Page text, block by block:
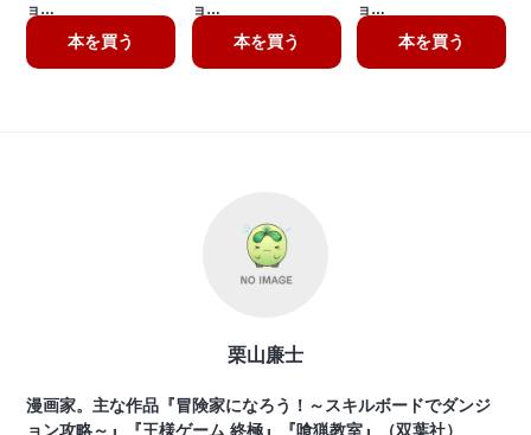
ョ…
本を買う
ョ…
本を買う
ョ…
本を買う
栗山廉士
漫画家。主な作品『冒険家になろう！～スキルボードでダンジ
ョン攻略～』『王様ゲーム 終極』『喰猟教室』（双葉社）